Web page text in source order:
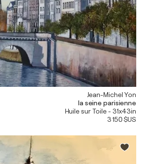
Jean-Michel Yon
la seine parisienne
Huile sur Toile - 31x43in
3 150 $US